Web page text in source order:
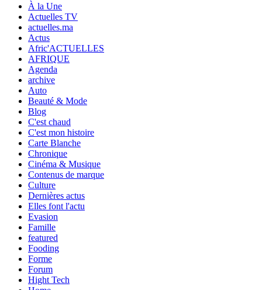
À la Une
Actuelles TV
actuelles.ma
Actus
Afric'ACTUELLES
AFRIQUE
Agenda
archive
Auto
Beauté & Mode
Blog
C'est chaud
C'est mon histoire
Carte Blanche
Chronique
Cinéma & Musique
Contenus de marque
Culture
Dernières actus
Elles font l'actu
Evasion
Famille
featured
Fooding
Forme
Forum
Hight Tech